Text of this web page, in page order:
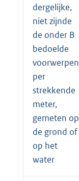
dergelijke,
niet zijnde
de onder B
bedoelde
voorwerpen
per
strekkende
meter,
gemeten op
de grond of
op het
water